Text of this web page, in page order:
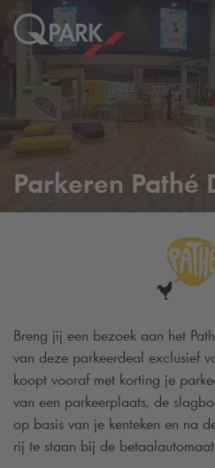
Parkeren Pathé
Breng jij een bezoek aan het
van deze parkeerdeal exclusief
koopt vooraf met korting je
van een parkeerplaats, de
op basis van je kenteken en na
rij te staan bij de